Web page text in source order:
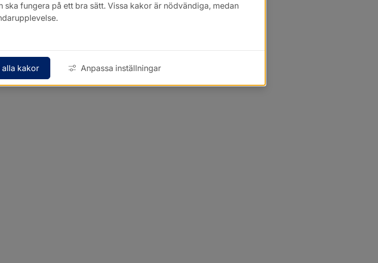
fungera på ett bra sätt. Vissa kakor är nödvändiga, medan
alla kakor Anpassa inställningar